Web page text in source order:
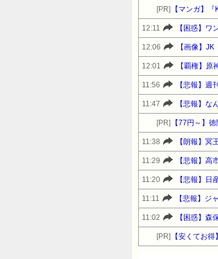
[PR] 【マンガ】
12:11 【困惑】ワ
12:06 【画像】
12:01 【覇権】
11:56 【悲報】
11:47 【悲報】な
[PR] 【77円～】
11:38 【朗報】
11:29 【悲報】高
11:20 【悲報】日
11:11 【悲報】ジ
11:02 【困惑】森
[PR] 【安くてお